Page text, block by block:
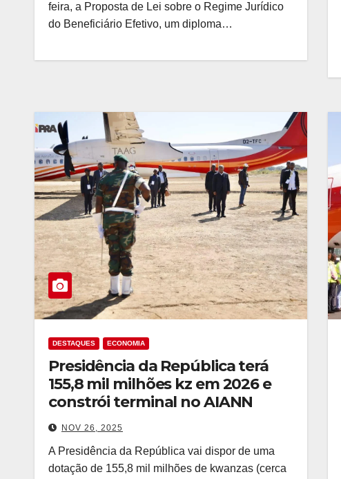
feira, a Proposta de Lei sobre o Regime Jurídico
do Beneficiário Efetivo, um diploma…
DESTAQUES ECONOMIA
Presidência da República terá
155,8 mil milhões kz em 2026 e
constrói terminal no AIANN
NOV 26, 2025
A Presidência da República vai dispor de uma
dotação de 155,8 mil milhões de kwanzas (cerca